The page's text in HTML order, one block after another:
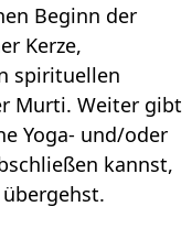
Beginn der
Kerze,
spirituellen
Murti. Weiter gibt
Yoga- und/oder
kannst,
übergehst.